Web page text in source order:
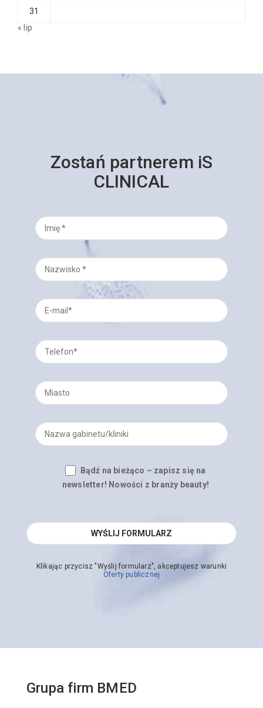
31
« lip
Zostań partnerem iS
CLINICAL
Bądź na bieżąco – zapisz się na
newsletter! Nowości z branży beauty!
Klikając przycisz "Wyślij formularz", akceptujesz warunki
Oferty publicznej
Grupa firm BMED